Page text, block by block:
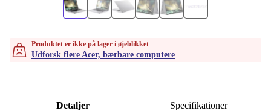
Produktet er ikke på lager i øjeblikket
Udforsk flere Acer, bærbare computere
Detaljer Specifikationer